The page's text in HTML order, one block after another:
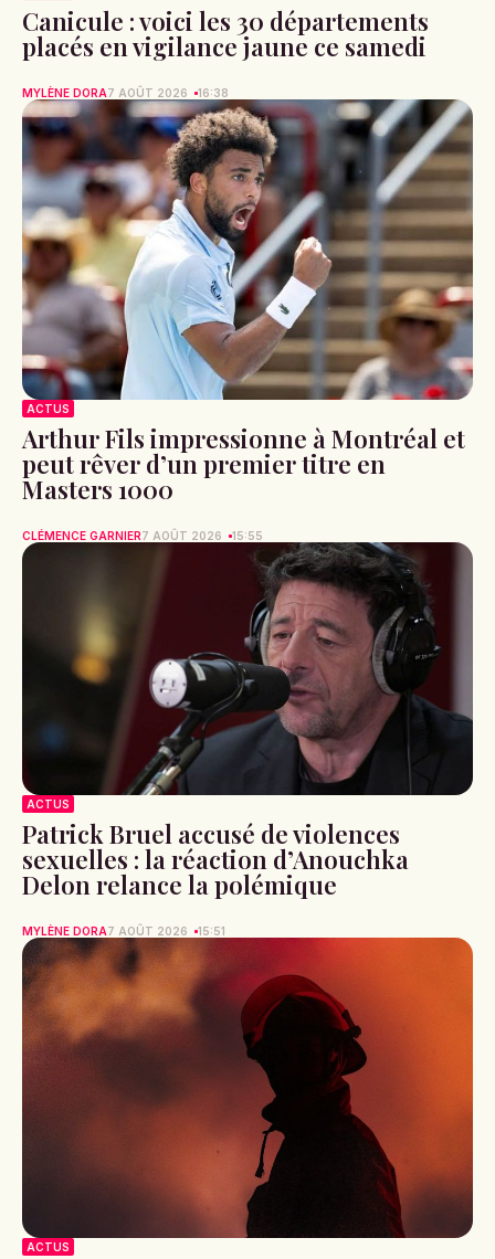
Canicule : voici les 30 départements
placés en vigilance jaune ce samedi
MYLÈNE DORA7 AOÛT 2026 16:38
ACTUS
Arthur Fils impressionne à Montréal et
peut rêver d’un premier titre en
Masters 1000
CLÉMENCE GARNIER7 AOÛT 2026 15:55
ACTUS
Patrick Bruel accusé de violences
sexuelles : la réaction d’Anouchka
Delon relance la polémique
MYLÈNE DORA7 AOÛT 2026 15:51
ACTUS